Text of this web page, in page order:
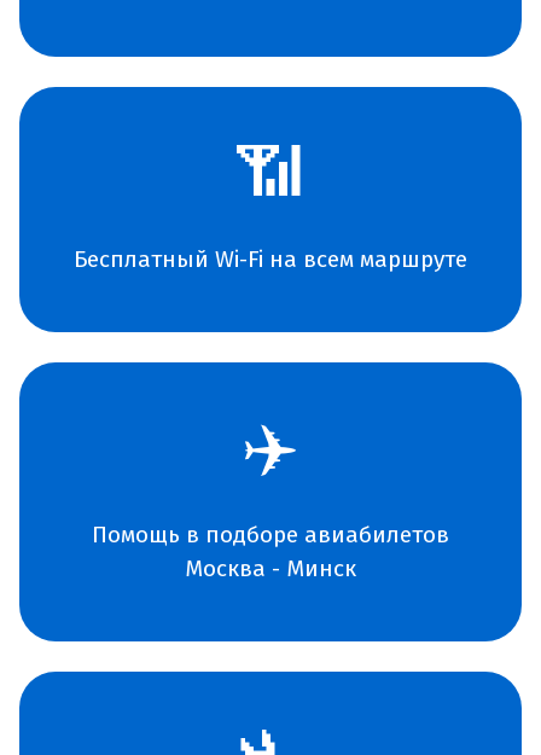
📶
Бесплатный Wi-Fi на всем маршруте
✈️
Помощь в подборе авиабилетов
Москва - Минск